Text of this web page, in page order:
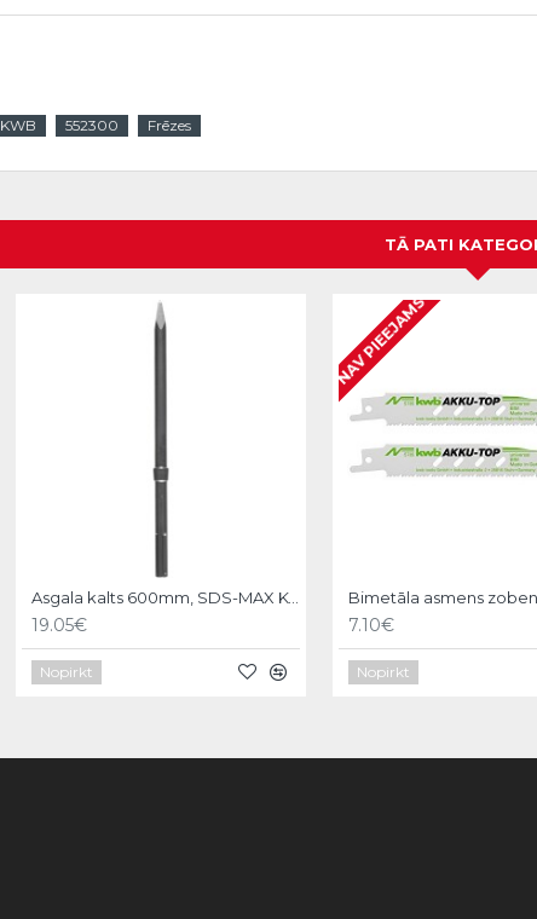
KWB 552300 Frēzes
TĀ PATI
Asgala kalts 600mm, SDS-MAX KWB
19.05€
Nopirkt
NAV PIEEJAMS
7.10€
Nopirkt